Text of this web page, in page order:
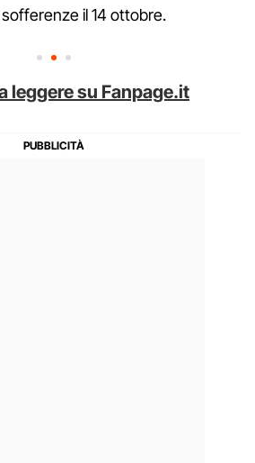
il 14 ottobre.
leggere su Fanpage.it